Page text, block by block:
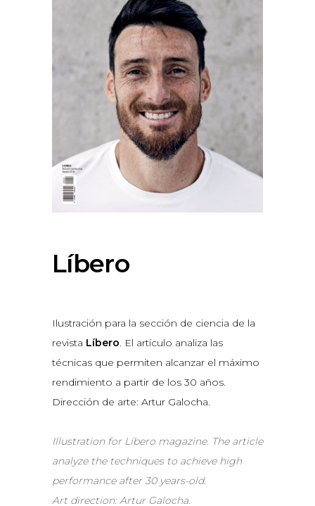
Líbero
Ilustración para la sección de ciencia de la
revista Líbero. El artículo analiza las
técnicas que permiten alcanzar el máximo
rendimiento a partir de los 30 años.
Dirección de arte: Artur Galocha.
Illustration for Líbero magazine. The article
analyze the techniques to achieve high
performance after 30 years-old.
Art direction: Artur Galocha.